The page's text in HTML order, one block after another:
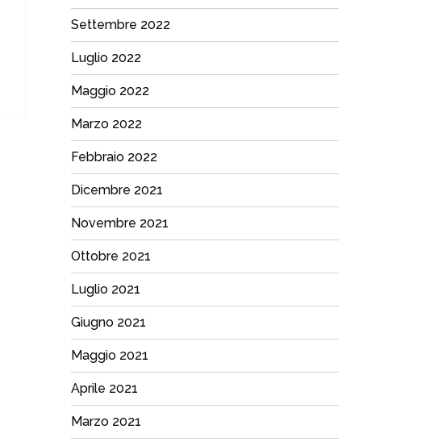
Settembre 2022
Luglio 2022
Maggio 2022
Marzo 2022
Febbraio 2022
Dicembre 2021
Novembre 2021
Ottobre 2021
Luglio 2021
Giugno 2021
Maggio 2021
Aprile 2021
Marzo 2021